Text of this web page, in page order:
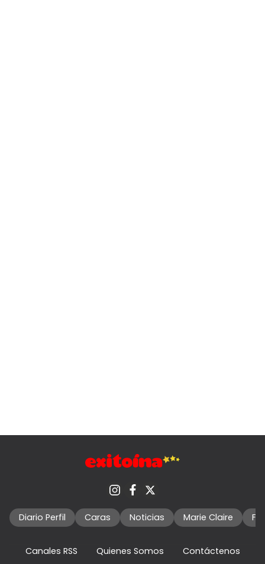
Diario Perfil Caras Noticias Marie Claire
Canales RSS Quienes Somos Contáctenos